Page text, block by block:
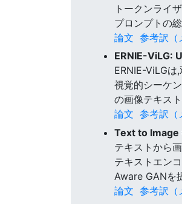
トークンライ
プロンプトの
論文 参考訳（
ERNIE-ViLG:
ERNIE-ViLGは
視覚的シーケ
の画像テキス
論文 参考訳（
Text to
テキストから
テキストエン
Aware GANを
論文 参考訳（